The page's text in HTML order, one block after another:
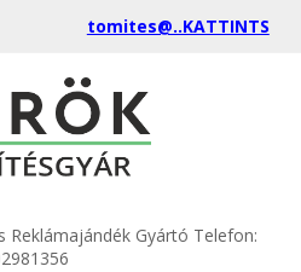
tomites@..KATTINTS
Reklámajándék Gyártó Telefon: